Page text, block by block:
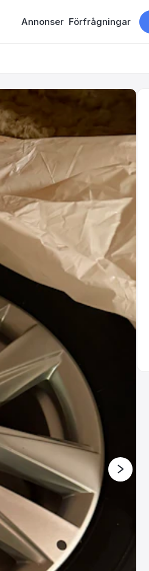
Annonser Förfrågningar